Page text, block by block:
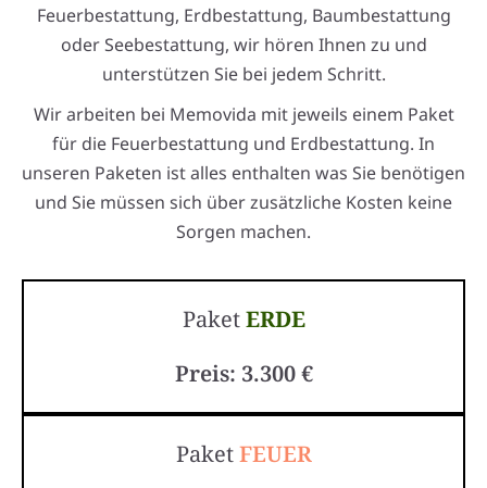
Feuerbestattung, Erdbestattung, Baumbestattung
oder Seebestattung, wir hören Ihnen zu und
unterstützen Sie bei jedem Schritt.
Wir arbeiten bei Memovida mit jeweils einem Paket
für die Feuerbestattung und Erdbestattung. In
unseren Paketen ist alles enthalten was Sie benötigen
und Sie müssen sich über zusätzliche Kosten keine
Sorgen machen.
PaketERDE
Preis: 3.300 €
PaketFEUER